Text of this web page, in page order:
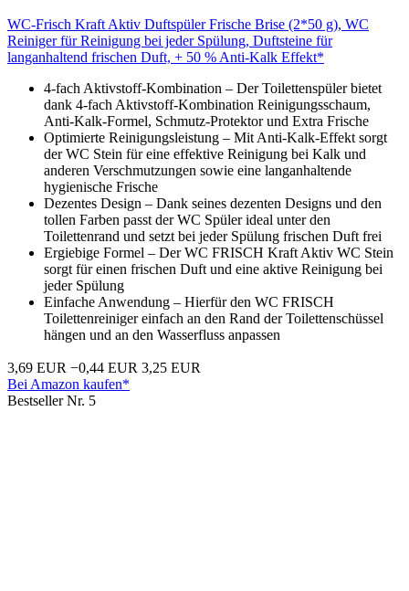
WC-Frisch Kraft Aktiv Duftspüler Frische Brise (2*50 g), WC
Reiniger für Reinigung bei jeder Spülung, Duftsteine für
langanhaltend frischen Duft, + 50 % Anti-Kalk Effekt*
4-fach Aktivstoff-Kombination – Der Toilettenspüler bietet
dank 4-fach Aktivstoff-Kombination Reinigungsschaum,
Anti-Kalk-Formel, Schmutz-Protektor und Extra Frische
Optimierte Reinigungsleistung – Mit Anti-Kalk-Effekt sorgt
der WC Stein für eine effektive Reinigung bei Kalk und
anderen Verschmutzungen sowie eine langanhaltende
hygienische Frische
Dezentes Design – Dank seines dezenten Designs und den
tollen Farben passt der WC Spüler ideal unter den
Toilettenrand und setzt bei jeder Spülung frischen Duft frei
Ergiebige Formel – Der WC FRISCH Kraft Aktiv WC Stein
sorgt für einen frischen Duft und eine aktive Reinigung bei
jeder Spülung
Einfache Anwendung – Hierfür den WC FRISCH
Toilettenreiniger einfach an den Rand der Toilettenschüssel
hängen und an den Wasserfluss anpassen
3,69 EUR −0,44 EUR 3,25 EUR
Bei Amazon kaufen*
Bestseller Nr. 5